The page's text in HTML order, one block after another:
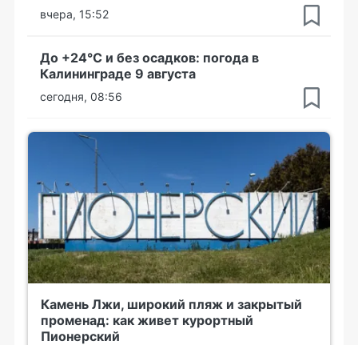
вчера, 15:52
До +24°С и без осадков: погода в
Калининграде 9 августа
сегодня, 08:56
Камень Лжи, широкий пляж и закрытый
променад: как живет курортный
Пионерский